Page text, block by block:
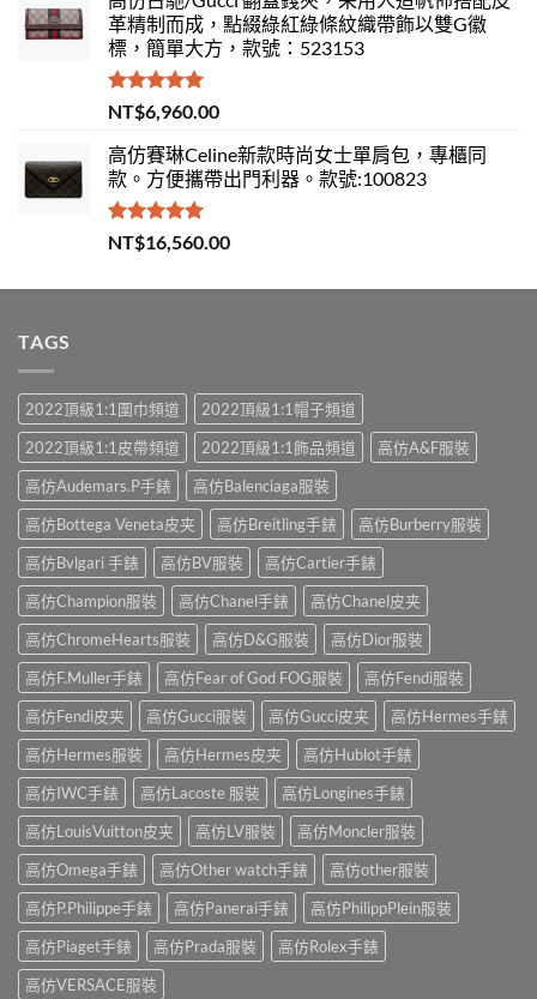
革精制而成，點綴綠紅綠條紋織帶飾以雙G徽
標，簡單大方，款號：523153
評分 5.00
滿分 5
NT$6,960.00
高仿賽琳Celine新款時尚女士單肩包，專櫃同
款。方便攜帶出門利器。款號:100823
評分5.00
滿分 5
NT$16,560.00
TAGS
2022頂級1:1圍巾頻道
2022頂級1:1帽子頻道
2022頂級1:1皮帶頻道
2022頂級1:1飾品頻道
高仿A&F服裝
高仿Audemars.P手錶
高仿Balenciaga服裝
高仿Bottega Veneta皮夹
高仿Breitling手錶
高仿Burberry服裝
高仿Bvlgari 手錶
高仿BV服裝
高仿Cartier手錶
高仿Champion服裝
高仿Chanel手錶
高仿Chanel皮夹
高仿ChromeHearts服裝
高仿D&G服裝
高仿Dior服裝
高仿F.Muller手錶
高仿Fear of God FOG服裝
高仿Fendi服裝
高仿Fendi皮夹
高仿Gucci服裝 高仿Gucci皮夹
高仿Hermes手錶
高仿Hermes服裝
高仿Hermes皮夹
高仿Hublot手錶
高仿IWC手錶
高仿Lacoste 服裝
高仿Longines手錶
高仿LouisVuitton皮夹
高仿LV服裝
高仿Moncler服裝
高仿Omega手錶
高仿Other watch手錶
高仿other服裝
高仿P.Philippe手錶
高仿Panerai手錶
高仿PhilippPlein服裝
高仿Piaget手錶
高仿Prada服裝
高仿Rolex手錶
高仿VERSACE服裝